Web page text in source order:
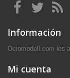
Información
Ociomodell.com les
Mi cuenta